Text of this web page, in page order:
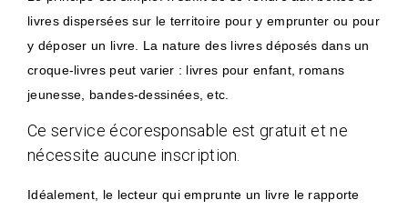
livres dispersées sur le territoire pour y emprunter ou pour
y déposer un livre. La nature des livres déposés dans un
croque-livres peut varier : livres pour enfant, romans
jeunesse, bandes-dessinées, etc.
Ce service écoresponsable est gratuit et ne
nécessite aucune inscription.
Idéalement, le lecteur qui emprunte un livre le rapporte